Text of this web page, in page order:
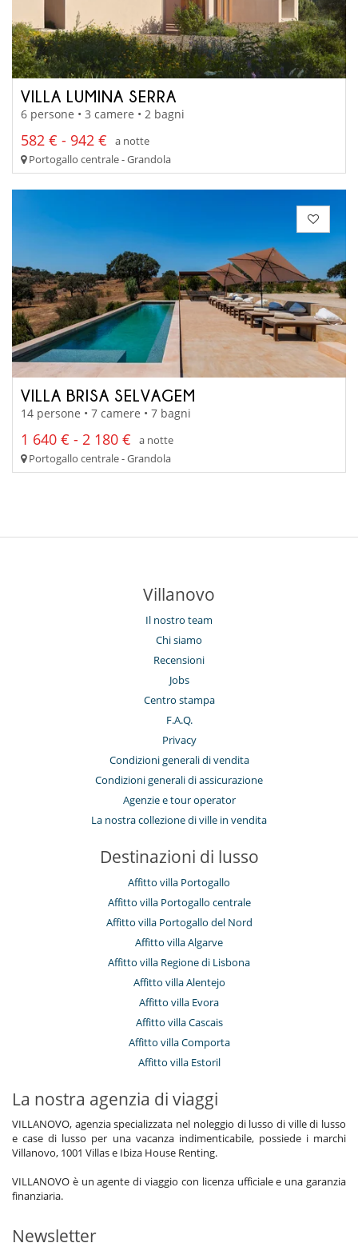
VILLA LUMINA SERRA
6 persone • 3 camere • 2 bagni
582 € - 942 €
a notte
Portogallo centrale - Grandola
VILLA BRISA SELVAGEM
14 persone • 7 camere • 7 bagni
1 640 € - 2 180 €
a notte
Portogallo centrale - Grandola
Villanovo
Il nostro team
Chi siamo
Recensioni
Jobs
Centro stampa
F.A.Q.
Privacy
Condizioni generali di vendita
Condizioni generali di assicurazione
Agenzie e tour operator
La nostra collezione di ville in vendita
Destinazioni di lusso
Affitto villa Portogallo
Affitto villa Portogallo centrale
Affitto villa Portogallo del Nord
Affitto villa Algarve
Affitto villa Regione di Lisbona
Affitto villa Alentejo
Affitto villa Evora
Affitto villa Cascais
Affitto villa Comporta
Affitto villa Estoril
La nostra agenzia di viaggi
VILLANOVO, agenzia specializzata nel noleggio di lusso di ville di lusso
e case di lusso per una vacanza indimenticabile, possiede i marchi
Villanovo, 1001 Villas e Ibiza House Renting.
VILLANOVO è un agente di viaggio con licenza ufficiale e una garanzia
finanziaria.
Newsletter